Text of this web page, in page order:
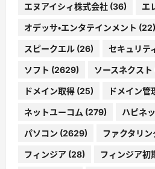
エヌアイシィ株式会社 (36) エ
オデッサ・エンタテインメント (22)
スピークエル (26) セキュリテ
ソフト (2629) ソースネクスト
ドメイン取得 (25) ドメイン管
ネットユーコム (279) ハピネ
パソコン (2629) ファクタリン
フィンジア (28) フィンジア初